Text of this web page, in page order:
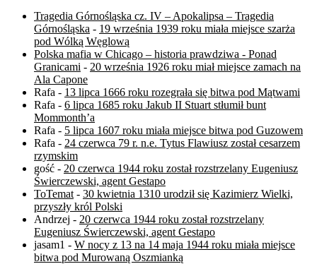
Tragedia Górnośląska cz. IV – Apokalipsa – Tragedia
Górnośląska - 19 września 1939 roku miała miejsce szarża
pod Wólką Węglową
Polska mafia w Chicago – historia prawdziwa - Ponad
Granicami - 20 września 1926 roku miał miejsce zamach na
Ala Capone
Rafa - 13 lipca 1666 roku rozegrała się bitwa pod Mątwami
Rafa - 6 lipca 1685 roku Jakub II Stuart stłumił bunt
Mommonth’a
Rafa - 5 lipca 1607 roku miała miejsce bitwa pod Guzowem
Rafa - 24 czerwca 79 r. n.e. Tytus Flawiusz został cesarzem
rzymskim
gość - 20 czerwca 1944 roku został rozstrzelany Eugeniusz
Świerczewski, agent Gestapo
ToTemat - 30 kwietnia 1310 urodził się Kazimierz Wielki,
przyszły król Polski
Andrzej - 20 czerwca 1944 roku został rozstrzelany
Eugeniusz Świerczewski, agent Gestapo
jasam1 - W nocy z 13 na 14 maja 1944 roku miała miejsce
bitwa pod Murowaną Oszmianką